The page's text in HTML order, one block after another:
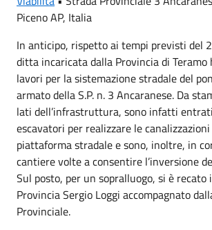
Piceno AP, Italia
In anticipo, rispetto ai tempi previsti del
ditta incaricata dalla Provincia di Teramo
lavori per la sistemazione stradale del
armato della S.P. n. 3 Ancaranese. Da
lati dell’infrastruttura, sono infatti
escavatori per realizzare le
piattaforma stradale e sono, inoltre, in
cantiere volte a consentire l’inversione
Sul posto, per un sopralluogo, si è recato
Provincia Sergio Loggi accompagnato
Provinciale.